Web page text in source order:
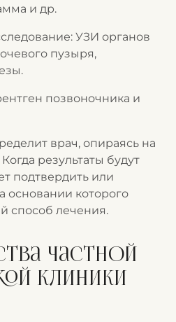
и др.
УЗИ органов
пузыря,
позвоночника и
врач, опираясь на
результаты будут
подтвердить или
основании которого
способ лечения.
частной
клиники